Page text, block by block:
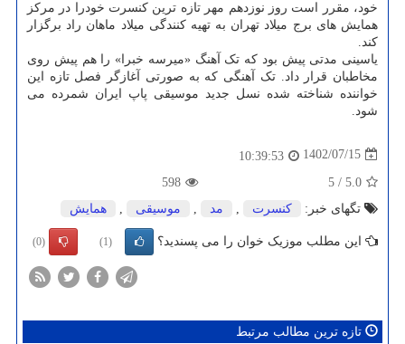
خود، مقرر است روز نوزدهم مهر تازه ترین کنسرت خودرا در مرکز
همایش های برج میلاد تهران به تهیه کنندگی میلاد ماهان راد برگزار
کند.
یاسینی مدتی پیش بود که تک آهنگ «میرسه خبرا» را هم پیش روی
مخاطبان قرار داد. تک آهنگی که به صورتی آغازگر فصل تازه این
خواننده شناخته شده نسل جدید موسیقی پاپ ایران شمرده می
شود.
1402/07/15
10:39:53
5.0
/
5
598
تگهای خبر:
كنسرت مد موسیقی همایش
این مطلب موزیک خوان را می پسندید؟ (1)
(0)
تازه ترین مطالب مرتبط